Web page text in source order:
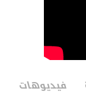
فيديوهات